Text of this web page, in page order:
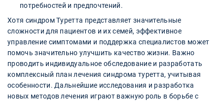
потребностей и предпочтений.
Хотя синдром Туретта представляет значительные
сложности для пациентов и их семей, эффективное
управление симптомами и поддержка специалистов может
помочь значительно улучшить качество жизни. Важно
проводить индивидуальное обследование и разработать
комплексный план лечения синдрома туретта, учитывая
особенности. Дальнейшие исследования и разработка
новых методов лечения играют важную роль в борьбе с